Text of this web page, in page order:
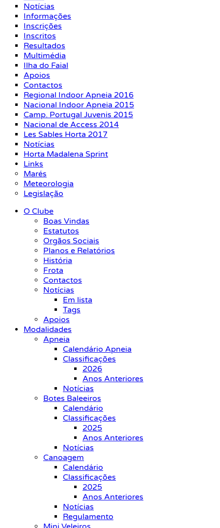
Notícias
Informações
Inscrições
Inscritos
Resultados
Multimédia
Ilha do Faial
Apoios
Contactos
Regional Indoor Apneia 2016
Nacional Indoor Apneia 2015
Camp. Portugal Juvenis 2015
Nacional de Access 2014
Les Sables Horta 2017
Notícias
Horta Madalena Sprint
Links
Marés
Meteorologia
Legislação
O Clube
Boas Vindas
Estatutos
Orgãos Sociais
Planos e Relatórios
História
Frota
Contactos
Notícias
Em lista
Tags
Apoios
Modalidades
Apneia
Calendário Apneia
Classificações
2026
Anos Anteriores
Notícias
Botes Baleeiros
Calendário
Classificações
2025
Anos Anteriores
Notícias
Canoagem
Calendário
Classificações
2025
Anos Anteriores
Notícias
Regulamento